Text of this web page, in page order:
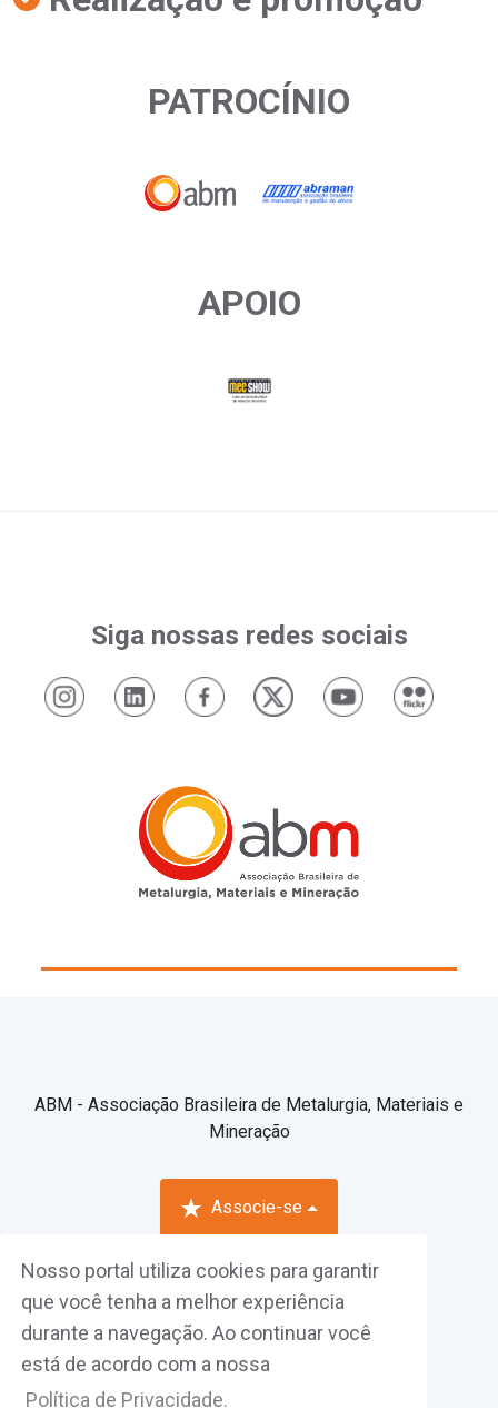
Nosso portal utiliza cookies para garantir
que você tenha a melhor experiência
durante a navegação. Ao continuar você
está de acordo com a nossa
Política de Privacidade.
PATROCÍNIO
APOIO
Siga nossas redes sociais
ABM - Associação Brasileira de Metalurgia, Materiais e
Mineração
Associe-se
Fazer Login